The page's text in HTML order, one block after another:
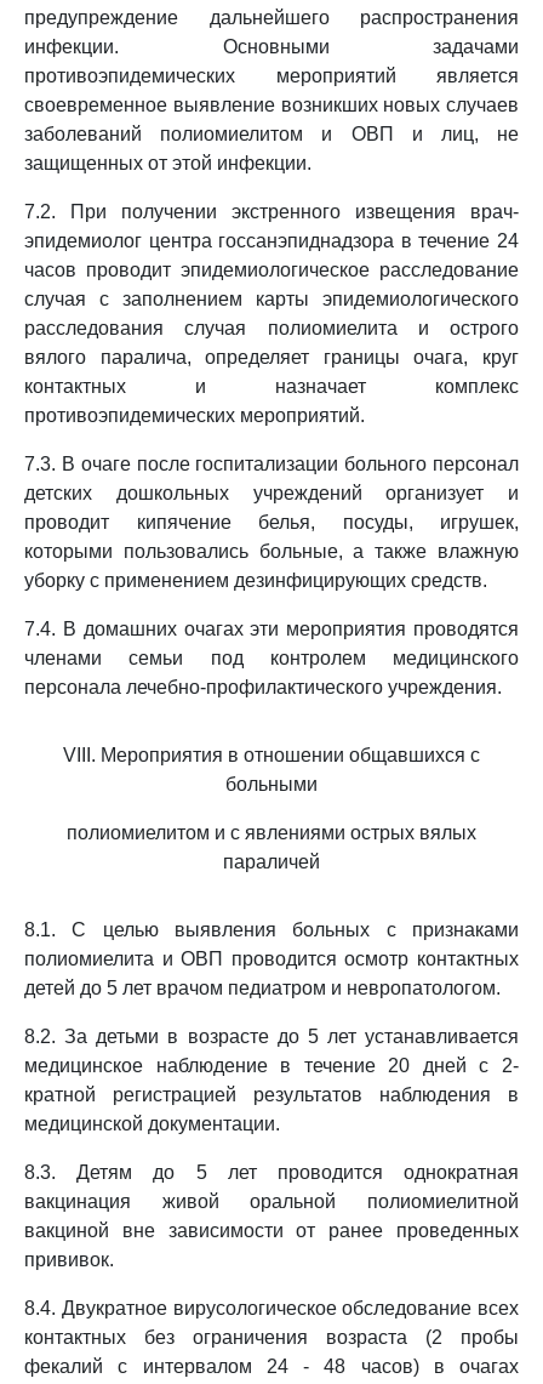
предупреждение дальнейшего распространения
инфекции. Основными задачами
противоэпидемических мероприятий является
своевременное выявление возникших новых случаев
заболеваний полиомиелитом и ОВП и лиц, не
защищенных от этой инфекции.
7.2. При получении экстренного извещения врач-
эпидемиолог центра госсанэпиднадзора в течение 24
часов проводит эпидемиологическое расследование
случая с заполнением карты эпидемиологического
расследования случая полиомиелита и острого
вялого паралича, определяет границы очага, круг
контактных и назначает комплекс
противоэпидемических мероприятий.
7.3. В очаге после госпитализации больного персонал
детских дошкольных учреждений организует и
проводит кипячение белья, посуды, игрушек,
которыми пользовались больные, а также влажную
уборку с применением дезинфицирующих средств.
7.4. В домашних очагах эти мероприятия проводятся
членами семьи под контролем медицинского
персонала лечебно-профилактического учреждения.
VIII. Мероприятия в отношении общавшихся с
больными
полиомиелитом и с явлениями острых вялых
параличей
8.1. С целью выявления больных с признаками
полиомиелита и ОВП проводится осмотр контактных
детей до 5 лет врачом педиатром и невропатологом.
8.2. За детьми в возрасте до 5 лет устанавливается
медицинское наблюдение в течение 20 дней с 2-
кратной регистрацией результатов наблюдения в
медицинской документации.
8.3. Детям до 5 лет проводится однократная
вакцинация живой оральной полиомиелитной
вакциной вне зависимости от ранее проведенных
прививок.
8.4. Двукратное вирусологическое обследование всех
контактных без ограничения возраста (2 пробы
фекалий с интервалом 24 - 48 часов) в очагах